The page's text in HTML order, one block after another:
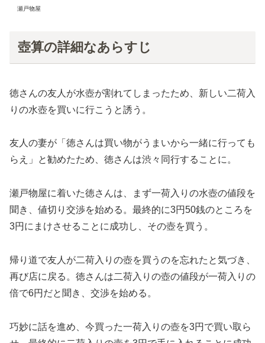
瀬戸物屋
壺算の詳細なあらすじ
徳さんの友人が水壺が割れてしまったため、新しい二荷入
りの水壺を買いに行こうと誘う。
友人の妻が「徳さんは買い物がうまいから一緒に行っても
らえ」と勧めたため、徳さんは渋々同行することに。
瀬戸物屋に着いた徳さんは、まず一荷入りの水壺の値段を
聞き、値切り交渉を始める。最終的に3円50銭のところを
3円にまけさせることに成功し、その壺を買う。
帰り道で友人が二荷入りの壺を買うのを忘れたと気づき、
再び店に戻る。徳さんは二荷入りの壺の値段が一荷入りの
倍で6円だと聞き、交渉を始める。
巧妙に話を進め、今買った一荷入りの壺を3円で買い取ら